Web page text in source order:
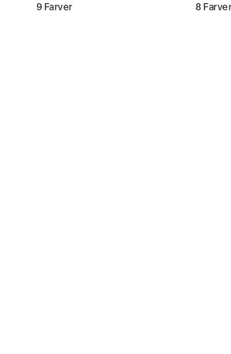
9 Farver 8